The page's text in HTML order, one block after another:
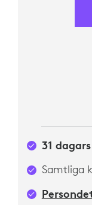
31
Samtliga